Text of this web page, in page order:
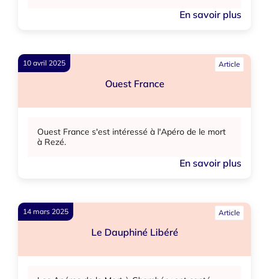
En savoir plus
10 avril 2025 Article
Ouest France
Ouest France s'est intéressé à l'Apéro de le mort
à Rezé.
En savoir plus
14 mars 2025 Article
Le Dauphiné Libéré